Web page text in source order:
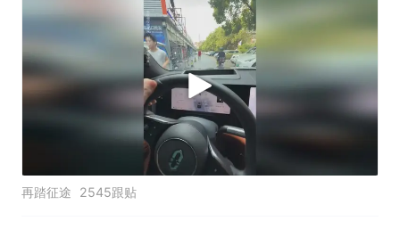
再踏征途 2545跟贴